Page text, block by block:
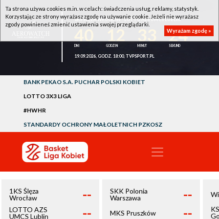
1KS ŚLĘZA WROCŁAW - LOTTO AZS UMCS LUBLIN
24
19.09.2026, GODZ. 18:00, TVPSPORT.PL
BANK PEKAO S.A. PUCHAR POLSKI KOBIET
LOTTO 3X3 LIGA
#HWHR
STANDARDY OCHRONY MAŁOLETNICH PZKOSZ
1KS Ślęza
Wrocław
--
LOTTO AZS
UMCS Lublin
--
SKK Polonia
Warszawa
--
MKS Pruszków --
Ta strona używa cookies m.in. w celach: świadczenia usług, reklamy, statystyk.
Korzystając ze strony wyrażasz zgodę na używanie cookie. Jeżeli nie wyrażasz
zgody powinieneś zmienić ustawienia swojej przeglądarki.
Wyrażam zgodę »